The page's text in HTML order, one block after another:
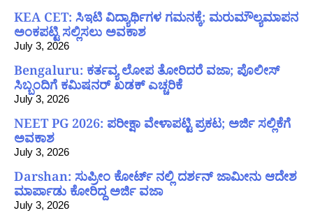
KEA CET: ಸಿಇಟಿ ವಿದ್ಯಾರ್ಥಿಗಳ ಗಮನಕ್ಕೆ; ಮರುಮೌಲ್ಯಮಾಪನ
ಅಂಕಪಟ್ಟಿ ಸಲ್ಲಿಸಲು ಅವಕಾಶ
July 3, 2026
Bengaluru: ಕರ್ತವ್ಯ ಲೋಪ ತೋರಿದರೆ ವಜಾ; ಪೊಲೀಸ್
ಸಿಬ್ಬಂದಿಗೆ ಕಮಿಷನರ್ ಖಡಕ್ ಎಚ್ಚರಿಕೆ
July 3, 2026
NEET PG 2026: ಪರೀಕ್ಷಾ ವೇಳಾಪಟ್ಟಿ ಪ್ರಕಟ; ಅರ್ಜಿ ಸಲ್ಲಿಕೆಗೆ
ಅವಕಾಶ
July 3, 2026
Darshan: ಸುಪ್ರೀಂ ಕೋರ್ಟ್ ನಲ್ಲಿ ದರ್ಶನ್ ಜಾಮೀನು ಆದೇಶ
ಮಾರ್ಪಾಡು ಕೋರಿದ್ದ ಅರ್ಜಿ ವಜಾ
July 3, 2026